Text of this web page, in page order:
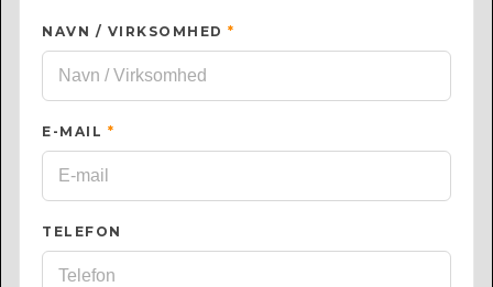
NAVN / VIRKSOMHED *
E-MAIL *
TELEFON